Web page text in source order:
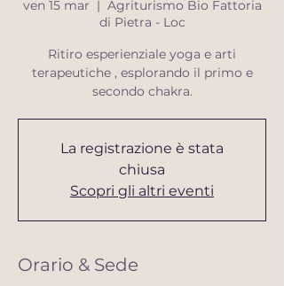
ven 15 mar
  |
Agriturismo Bio Fattoria
di Pietra - Loc
Ritiro esperienziale yoga e arti
terapeutiche , esplorando il primo e
secondo chakra.
La registrazione è stata
chiusa
Scopri gli altri eventi
Orario & Sede